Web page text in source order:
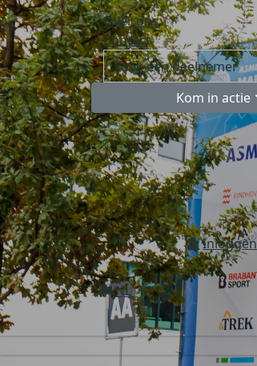
Over ons
Contact
Kom in actie
Inloggen
NL